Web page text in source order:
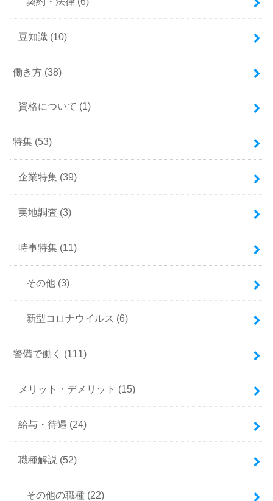
豆知識 (10)
働き方 (38)
資格について (1)
特集 (53)
企業特集 (39)
実地調査 (3)
時事特集 (11)
その他 (3)
新型コロナウイルス (6)
警備で働く (111)
メリット・デメリット (15)
給与・待遇 (24)
職種解説 (52)
その他の職種 (22)